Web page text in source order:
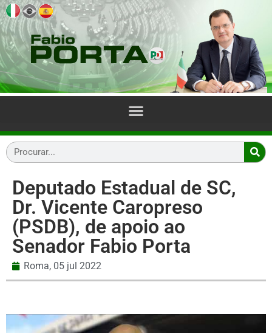
Deputado Estadual de SC,
Dr. Vicente Caropreso
(PSDB), de apoio ao
Senador Fabio Porta
Roma, 05 jul 2022